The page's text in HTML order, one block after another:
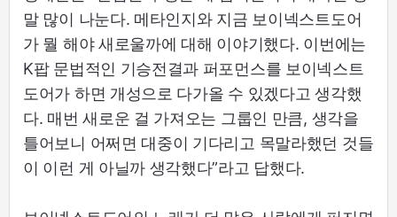
말 많이 나눈다. 메타인지와 지금 보이넥스트도어
가 뭘 해야 새로울까에 대해 이야기했다. 이번에는
K팝 문법적인 기승전결과 퍼포먼스를 보이넥스트
도어가 하면 개성으로 다가올 수 있겠다고 생각했
다. 매번 새로운 걸 가져오는 그룹인 만큼, 생각을
틀어보니 어쩌면 대중이 기다리고 목말라했던 것들
이 이런 게 아닐까 생각했다”라고 답했다.